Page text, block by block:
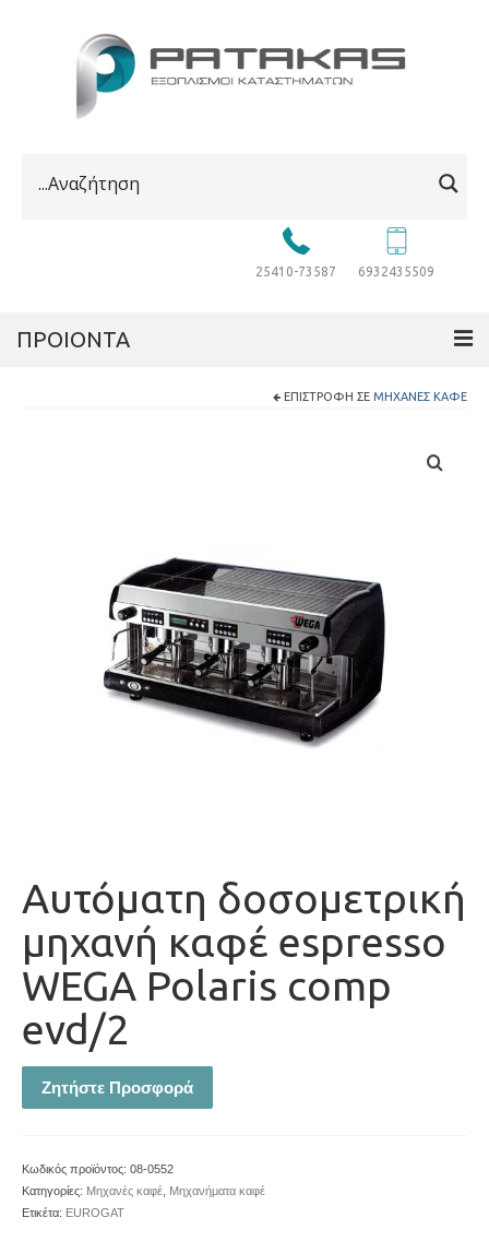
25410-73587 6932435509
ΠΡΟΙΟΝΤΑ
ΕΠΙΣΤΡΟΦΉ ΣΕ ΜΗΧΑΝΈΣ ΚΑΦΈ
Aυτόματη δοσομετρική
μηχανή καφέ espresso
WEGA Polaris comp
evd/2
Ζητήστε Προσφορά
Κωδικός προϊόντος: 08-0552
Κατηγορίες: Μηχανές καφέ Μηχανήματα καφέ
Ετικέτα: EUROGAT